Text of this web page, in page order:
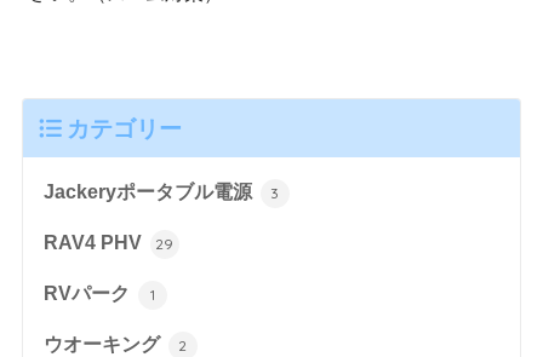
カテゴリー
Jackeryポータブル電源 3
RAV4 PHV 29
RVパーク 1
ウオーキング 2